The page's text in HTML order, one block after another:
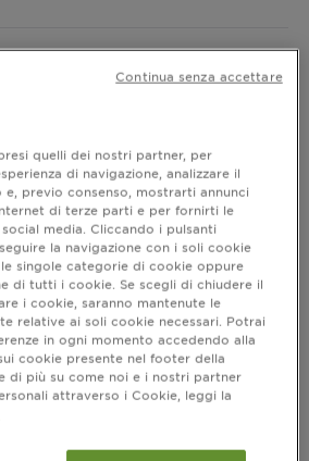
quelli dei nostri partner, per
di navigazione, analizzare il
previo consenso, mostrarti annunci
di terze parti e per fornirti le
media. Cliccando i pulsanti
la navigazione con i soli cookie
le singole categorie di cookie oppure
di tutti i cookie. Se scegli di chiudere il
i cookie, saranno mantenute le
relative ai soli cookie necessari. Potrai
in ogni momento accedendo alla
cookie presente nel footer della
di più su come noi e i nostri partner
attraverso i Cookie, leggi la
Continua senza accettare